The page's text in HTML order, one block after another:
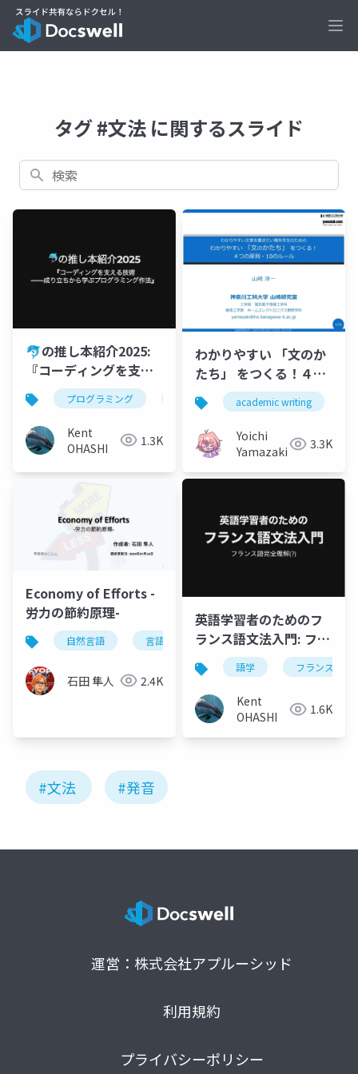
タグ #文法 に関するスライド
検索
🐬の推し本紹介2025:
『コーディングを支え
る技術 ――成り立ちから学
ぶプログラミング作
法』
プログラミング 設計
Kent
OHASHI
1.3K
わかりやすい 「文のか
たち」 をつくる！４つ
の原則・10のルール
（山崎研卒研ゼミ）
academic writing
Yoichi
Yamazaki
3.3K
Economy of Efforts -
労力の節約原理-
自然言語 言語学 英語学 日本語学
石田 隼人 2.4K
英語学習者のためのフ
ランス語文法入門: フラ
ンス語完全理解(?)
語学 フランス語
Kent
OHASHI
1.6K
#文法 #発音
運営：株式会社アプルーシッド
利用規約
プライバシーポリシー